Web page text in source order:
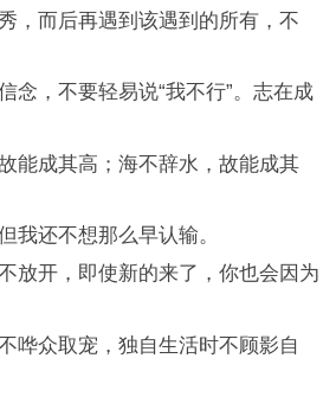
而后再遇到该遇到的所有，不
，不要轻易说“我不行”。志在成
成其高；海不辞水，故能成其
还不想那么早认输。
开，即使新的来了，你也会因为
众取宠，独自生活时不顾影自